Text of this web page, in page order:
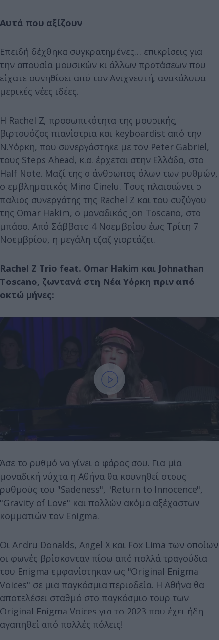
Αυτά που αξίζουν
Επειδή δέχθηκα συγκρατημένες… επικρίσεις για
την απουσία μουσικών κι άλλων προτάσεων που
είχατε συνηθίσει από τον Ανιχνευτή, ανακάλυψα
μερικές νέες ιδέες.
H Rachel Z, προσωπικότητα της μουσικής,
βιρτουόζος πιανίστρια και keyboardist από την
Ν.Υόρκη, που συνεργάστηκε με τον Peter Gabriel,
τους Steps Ahead, κ.α. έρχεται στην Ελλάδα, στο
Half Note. Μαζί της o άνθρωπος όλων των ρυθμών,
ο εμβληματικός Mino Cinelu. Τους πλαισιώνει ο
παλιός συνεργάτης της Rachel Z και του συζύγου
της Omar Hakim, o μοναδικός Jon Toscano, στο
μπάσο. Από Σάββατο 4 Νοεμβρίου έως Τρίτη 7
Νοεμβρίου, η μεγάλη τζαζ γιορτάζει.
Rachel Z Trio feat. Omar Hakim και Johnathan
Toscano, ζωντανά στη Νέα Υόρκη πριν από
οκτώ μήνες:
Άσε το ρυθμό να γίνει ο φάρος σου. Για μία
μοναδική νύχτα η Αθήνα θα κουνηθεί στους
ρυθμούς του "Sadeness", "Return to Innocence",
"Gravity of Love" και πολλών ακόμα αξέχαστων
κομματιών τον Enigma.
Οι Andru Donalds, Angel X και Fox Lima των οποίων
οι φωνές βρίσκονταν πίσω από πολλά τραγούδια
του Enigma εμφανίστηκαν ως "Original Enigma
Voices" σε μια παγκόσμια περιοδεία. Η Αθήνα θα
αποτελέσει σταθμό στο παγκόσμιο τουρ των
Original Enigma Voices για το 2023 που έχει ήδη
αγαπηθεί από πολλές πόλεις!